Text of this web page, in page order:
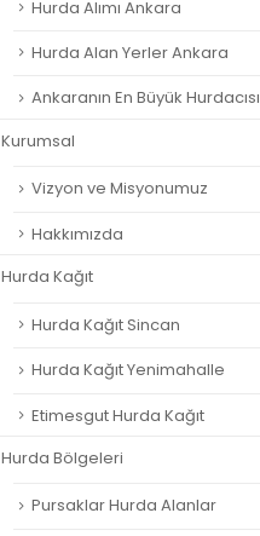
Hurda Alımı Ankara
Hurda Alan Yerler Ankara
Ankaranın En Büyük Hurdacısı
Kurumsal
Vizyon ve Misyonumuz
Hakkımızda
Hurda Kağıt
Hurda Kağıt Sincan
Hurda Kağıt Yenimahalle
Etimesgut Hurda Kağıt
Hurda Bölgeleri
Pursaklar Hurda Alanlar